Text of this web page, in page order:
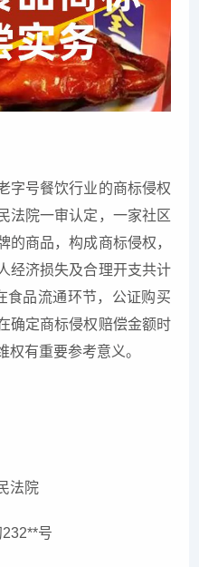
字号餐饮行业的商标侵权
法院一审认定，一家社区
的商品，构成商标侵权，
经济损失及合理开支共计
食品流通环节，公证购买
确定商标侵权赔偿金额时
权有重要参考意义。
法院
号